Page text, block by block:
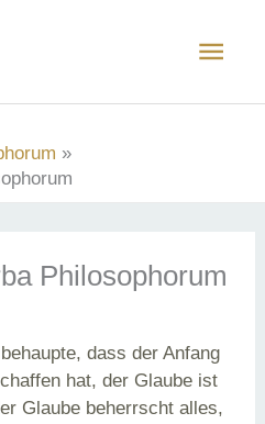
Philosophorum
dass der Anfang
hat, der Glaube ist
Glaube beherrscht alles,